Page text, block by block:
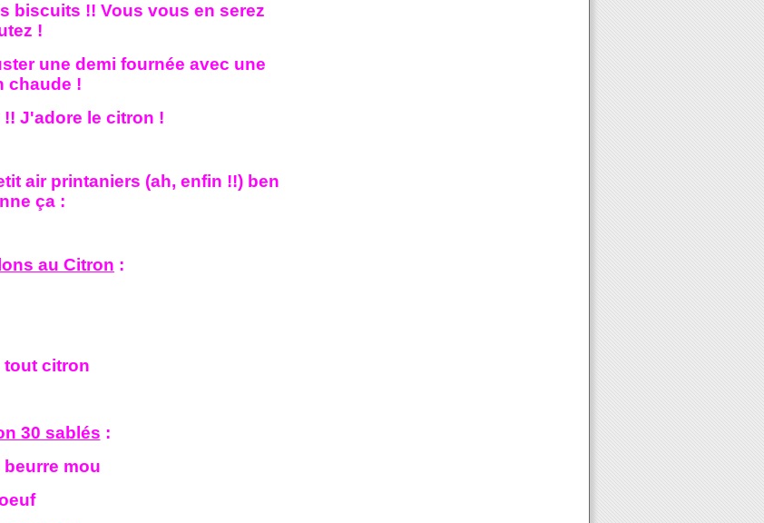
biscuits !! Vous vous en serez
!
une demi fournée avec une
chaude !
J'adore le citron !
air printaniers (ah, enfin !!) ben
ça :
au Citron :
30 sablés :
beurre mou